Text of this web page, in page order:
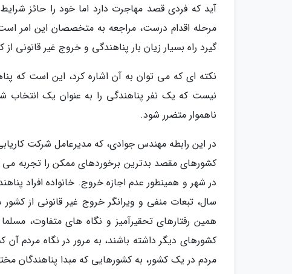
آید که فردی قصد مهاجرت دارد اما خود را حائز
مرحله اقدام درست، مراجعه به متخصصان این امر
گیرد راه بسیار زیان بار پناهندگی و خروج غیر قانونی از
نکته ای که می توان به آن اشاره کرد، این است که
نیست که یک نفر پناهندگی را به عنوان یک انتخاب
ناهموار متضرر شود.
در این رابطه مهندس جوادی، که مدیرعامل شرکت
کشورهای مقصد بدترین برخوردهای ممکن را تجربه می
در شهر و همینطور عدم اجازه خروج. خانواده افراد
سال، تبعات منفی و ویرانگر خروج غیر قانونی از
همین رفتارهای تحقیرآمیز و نگاه های متفاوت،
کشورهای دیگر داشته باشند، به مرور در نگاه مردم
مردم در یک کشور، به کشورهایی که مبدا پناهندگان